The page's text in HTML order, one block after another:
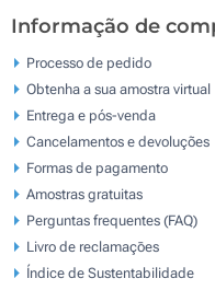
Informação de
Processo de pedido
Obtenha a sua amostra virtual
Entrega e pós-venda
Cancelamentos e devoluções
Formas de pagamento
Amostras gratuitas
Perguntas frequentes (FAQ)
Livro de reclamaçōes
Índice de Sustentabilidade